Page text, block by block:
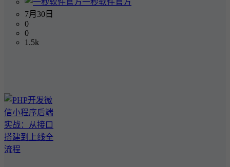
一秒软件官方
7月30日
0
0
1.5k